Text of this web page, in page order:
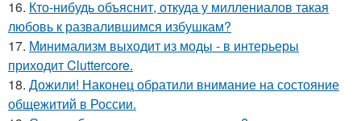
16. Кто-нибудь объяснит, откуда у миллениалов такая
любовь к развалившимся избушкам?
17. Минимализм выходит из моды - в интерьеры
приходит Cluttercore.
18. Дожили! Наконец обратили внимание на состояние
общежитий в России.